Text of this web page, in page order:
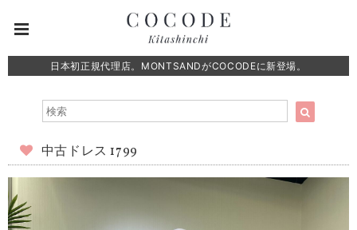
日本初正規代理店。MONTSANDがCOCODEに新登場。
中古ドレス 1799